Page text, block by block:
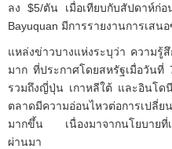
ลง $5/ตัน เมื่อเทียบกับสัปดาห์ก่
Bayuquan มีการรายงานการเส
แหล่งข่าวบางแห่งระบุว่า ความรู้
มาก ที่ประกาศโดยสหรัฐเมื่อวันที่
รวมถึงญี่ปุ่น เกาหลีใต้ และอินโด
ตลาดมีความอ่อนไหวต่อการเปลี่
มากขึ้น เนื่องมาจากนโยบายที่เ
ผ่านมา